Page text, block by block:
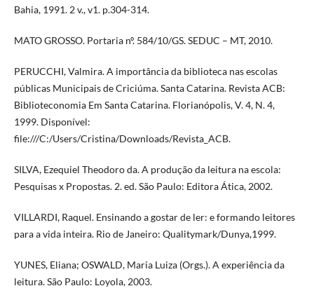
Bahia, 1991. 2 v., v1. p.304-314.
MATO GROSSO. Portaria nº. 584/10/GS. SEDUC – MT, 2010.
PERUCCHI, Valmira. A importância da biblioteca nas escolas
públicas Municipais de Criciúma. Santa Catarina. Revista ACB:
Biblioteconomia Em Santa Catarina. Florianópolis, V. 4, N. 4,
1999. Disponível:
file:///C:/Users/Cristina/Downloads/Revista_ACB.
SILVA, Ezequiel Theodoro da. A produção da leitura na escola:
Pesquisas x Propostas. 2. ed. São Paulo: Editora Ática, 2002.
VILLARDI, Raquel. Ensinando a gostar de ler: e formando leitores
para a vida inteira. Rio de Janeiro: Qualitymark/Dunya,1999.
YUNES, Eliana; OSWALD, Maria Luiza (Orgs.). A experiência da
leitura. São Paulo: Loyola, 2003.